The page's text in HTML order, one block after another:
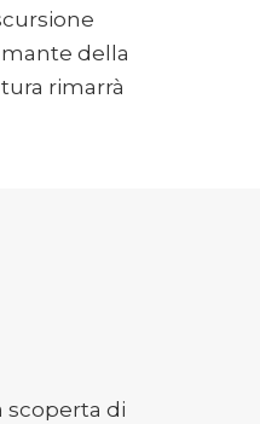
della
rimarrà
scoperta di